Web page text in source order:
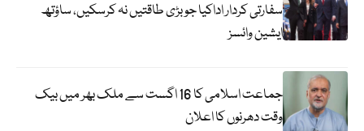
سفارتی کردار اداکیا جو بڑی طاقتیں نہ کرسکیں، ساؤتھ
ایشین وائسز
جماعت اسلامی کا 16 اگست سے ملک بھر میں بیک
وقت دھرنوں کا اعلان